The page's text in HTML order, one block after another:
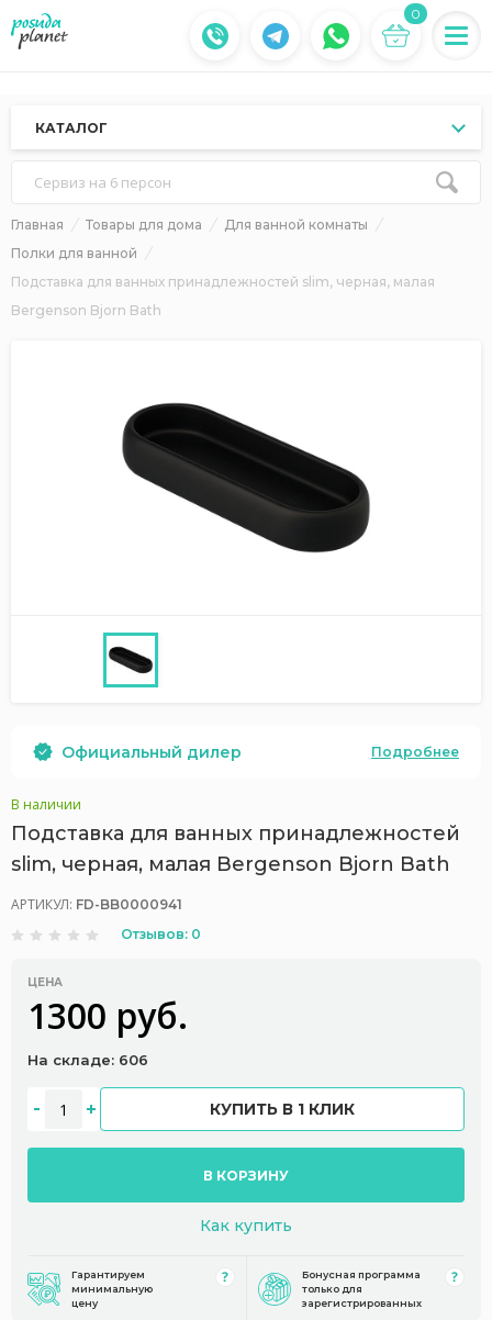
0
КАТАЛОГ
Сервиз на 6 персон
Главная Товары для дома
Для ванной комнаты
Полки для ванной
Подставка для ванных принадлежностей slim, черная, малая
Bergenson Bjorn Bath
Официальный дилер Подробнее
В наличии
Подставка для ванных принадлежностей
slim, черная, малая Bergenson Bjorn Bath
АРТИКУЛ: FD-BB0000941
Отзывов: 0
ЦЕНА
1300 руб.
На складе: 606
КУПИТЬ В 1 КЛИК
В КОРЗИНУ
Как купить
Гарантируем
минимальную
цену
Бонусная программа
только для
зарегистрированных